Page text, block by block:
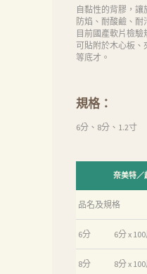
自黏性的背膠，
防焰、耐酸鹼、耐
目前國產軟片檢
可貼附於木心板、
等底才。
規格：
6分、8分、1.2寸
奈美特／
品名及規格
6分 6分 x
8分 8分 x